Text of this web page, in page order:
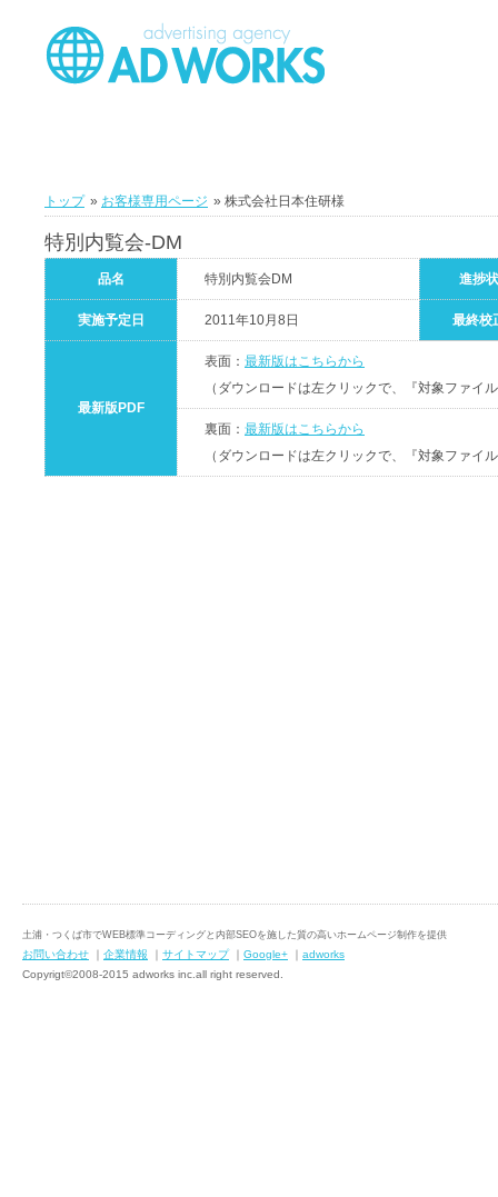
トップ » お客様専用ページ » 株式会社日本住研様
特別内覧会-DM
品名 特別内覧会DM 進捗
実施予定日 2011年10月8日 最終校
最新版PDF
表面： 最新版はこちらから
（ダウンロードは左クリックで、『対象ファイ
裏面： 最新版はこちらから
（ダウンロードは左クリックで、『対象ファイ
土浦・つくば市でWEB標準コーディングと内部SEOを施した質の高いホームページ制作を提供
お問い合わせ ｜ 企業情報 ｜ サイトマップ｜ Google+ ｜ adworks
Copyrigt©2008-2015 adworks inc.all right reserved.